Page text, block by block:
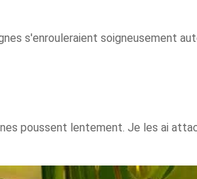
s'enrouleraient soigneusement
poussent lentement. Je les ai